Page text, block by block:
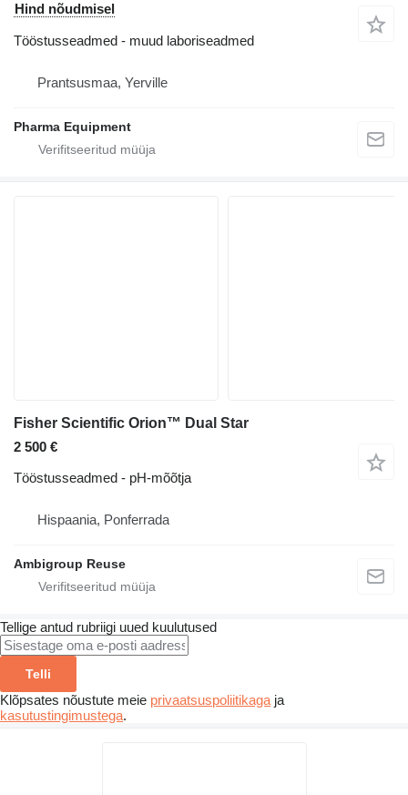
Hind nõudmisel
Tööstusseadmed - muud laboriseadmed
Prantsusmaa, Yerville
Pharma Equipment
Fisher Scientific Orion™ Dual Star
2 500 €
Tööstusseadmed - pH-mõõtja
Hispaania, Ponferrada
Ambigroup Reuse
Tellige antud rubriigi uued kuulutused
Telli
Klõpsates nõustute meie privaatsuspoliitikaga ja
kasutustingimustega.